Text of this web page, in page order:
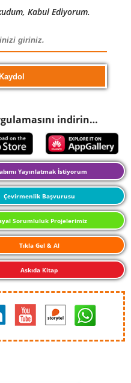
Kabul Ediyorum.
indirin…
Yayınlatmak İstiyorum
Çevirmenlik Başvurusu
Sorumluluk Projelerimiz
Tıkla Gel & Al
Askıda Kitap